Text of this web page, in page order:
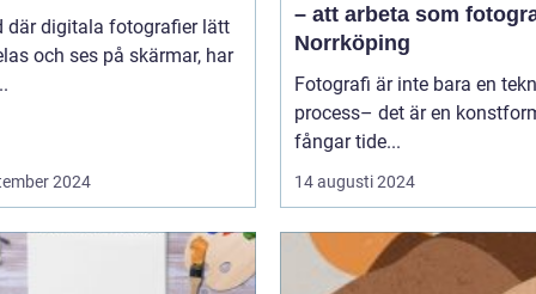
där digitala fotografier lätt
och ses på skärmar, har
2024
– att arbeta som
Norrköping
Fotografi är inte bara en
process– det är en
fångar tide...
14 augusti 2024